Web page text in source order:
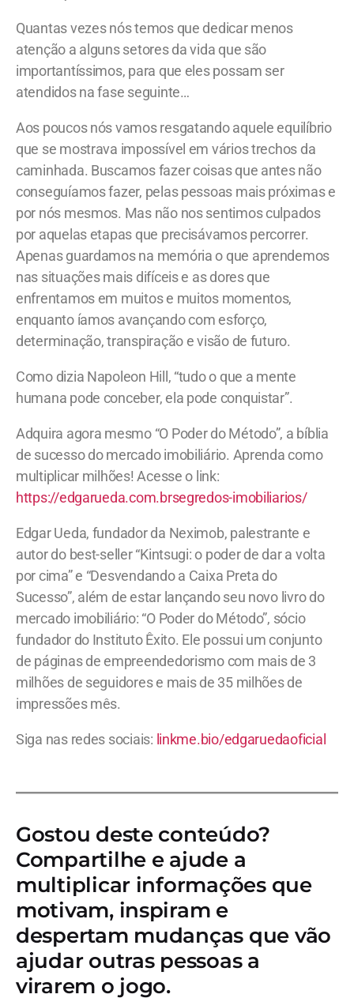
Quantas vezes nós temos que dedicar menos
atenção a alguns setores da vida que são
importantíssimos, para que eles possam ser
atendidos na fase seguinte…
Aos poucos nós vamos resgatando aquele equilíbrio
que se mostrava impossível em vários trechos da
caminhada. Buscamos fazer coisas que antes não
conseguíamos fazer, pelas pessoas mais próximas e
por nós mesmos. Mas não nos sentimos culpados
por aquelas etapas que precisávamos percorrer.
Apenas guardamos na memória o que aprendemos
nas situações mais difíceis e as dores que
enfrentamos em muitos e muitos momentos,
enquanto íamos avançando com esforço,
determinação, transpiração e visão de futuro.
Como dizia Napoleon Hill, “tudo o que a mente
humana pode conceber, ela pode conquistar”.
Adquira agora mesmo “O Poder do Método”, a bíblia
de sucesso do mercado imobiliário. Aprenda como
multiplicar milhões! Acesse o link:
https://edgarueda.com.brsegredos-imobiliarios/
Edgar Ueda, fundador da Neximob, palestrante e
autor do best-seller “Kintsugi: o poder de dar a volta
por cima” e “Desvendando a Caixa Preta do
Sucesso”, além de estar lançando seu novo livro do
mercado imobiliário: “O Poder do Método”, sócio
fundador do Instituto Êxito. Ele possui um conjunto
de páginas de empreendedorismo com mais de 3
milhões de seguidores e mais de 35 milhões de
impressões mês.
Siga nas redes sociais: linkme.bio/edgaruedaoficial
Gostou deste conteúdo?
Compartilhe e ajude a
multiplicar informações que
motivam, inspiram e
despertam mudanças que vão
ajudar outras pessoas a
virarem o jogo.